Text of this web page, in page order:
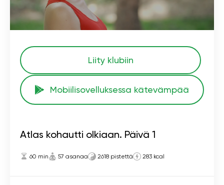
Liity klubiin
Mobiilisovelluksessa kätevämpää
Atlas kohautti olkiaan. Päivä 1
60 min 57 asanaa 2618 pistettä 283 kcal